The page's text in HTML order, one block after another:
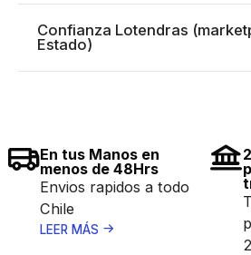
Confianza Lotendras
Estado)
En tus Manos en
menos de 48Hrs
Envios rapidos a todo
Chile
LEER MÁS